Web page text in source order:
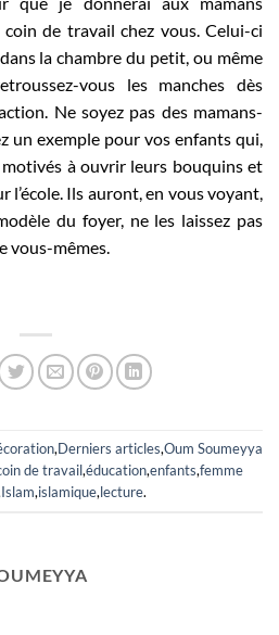
de travail chez vous. Celui-ci
la chambre du petit, ou même
vous les manches dès
Ne soyez pas des mamans-
un exemple pour vos enfants qui,
à ouvrir leurs bouquins et
Ils auront, en vous voyant,
du foyer, ne les laissez pas
vous-mêmes.
,Derniers articles,Oum Soumeyya
de travail,éducation,enfants,femme
Islam,islamique,lecture.